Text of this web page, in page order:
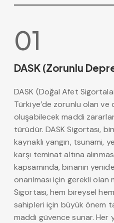
01
DASK (Zorunlu
DASK (Doğal Afet
Türkiye’de zorunlu olan
oluşabilecek maddi
türüdür. DASK Sigortası,
kaynaklı yangın, tsunami,
karşı teminat altına
kapsamında, binanın
onarılması için gerekli olan
Sigortası, hem bireysel
sahipleri için büyük önem
maddi güvence sunar. Her